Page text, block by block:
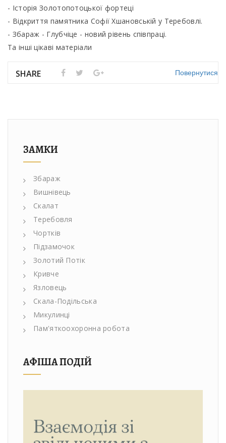
- Історія Золотопотоцької фортеці
- Відкриття памятника Софії Хшановській у Теребовлі.
- Збараж - Глубчіце - новий рівень співпраці.
Та інші цікаві матеріали
SHARE Повернутися
ЗАМКИ
Збараж
Вишнівець
Скалат
Теребовля
Чортків
Підзамочок
Золотий Потік
Кривче
Язловець
Скала-Подільська
Микулинці
Пам'яткоохоронна робота
АФІША ПОДІЙ